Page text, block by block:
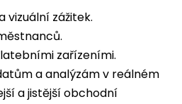
vizuální zážitek.
zařízeními.
a analýzám v reálném
a jistější obchodní